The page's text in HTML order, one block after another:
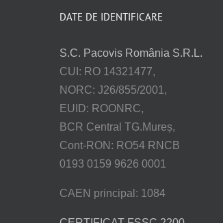
DATE DE IDENTIFICARE
S.C. Pacovis România S.R.L.
CUI: RO 14321477,
NORC: J26/855/2001,
EUID: ROONRC,
BCR Central TG.Mureș,
Cont-RON: RO54 RNCB
0193 0159 9626 0001
CAEN principal: 1084